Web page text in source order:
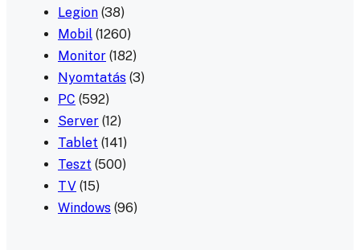
Legion (38)
Mobil (1260)
Monitor (182)
Nyomtatás (3)
PC (592)
Server (12)
Tablet (141)
Teszt (500)
TV (15)
Windows (96)